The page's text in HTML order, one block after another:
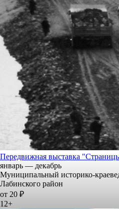
Передвижная выставка
январь — декабрь
Муниципальный историко-
Лабинского район
от 20 ₽
12+